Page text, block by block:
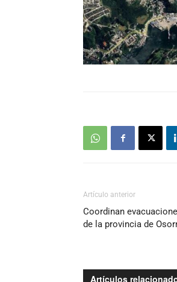
Artículo anterior
Coordinan
de la provincia de
Artículos